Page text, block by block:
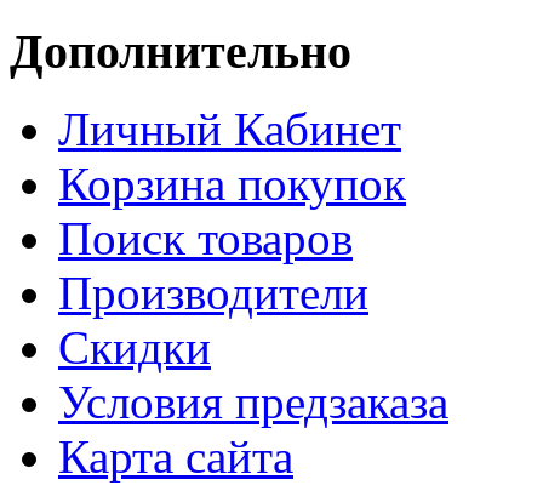
Дополнительно
Личный Кабинет
Корзина покупок
Поиск товаров
Производители
Скидки
Условия предзаказа
Карта сайта